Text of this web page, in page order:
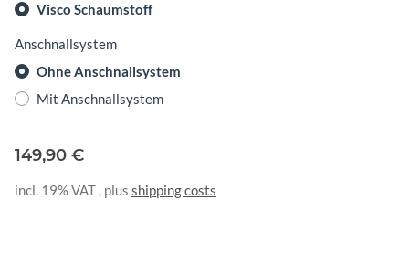
Visco Schaumstoff
Anschnallsystem
Ohne Anschnallsystem
Mit Anschnallsystem
149,90 €
incl. 19% VAT , plus shipping costs